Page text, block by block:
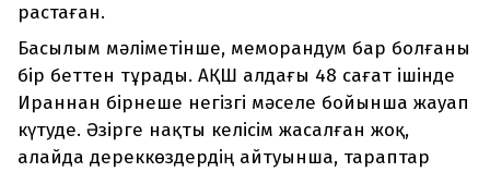
растаған.
Басылым мәліметінше, меморандум бар болғаны
бір беттен тұрады. АҚШ алдағы 48 сағат ішінде
Ираннан бірнеше негізгі мәселе бойынша жауап
күтуде. Әзірге нақты келісім жасалған жоқ,
алайда дереккөздердің айтуынша, тараптар